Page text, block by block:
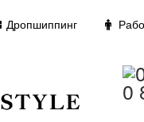
Дропшиппинг
0